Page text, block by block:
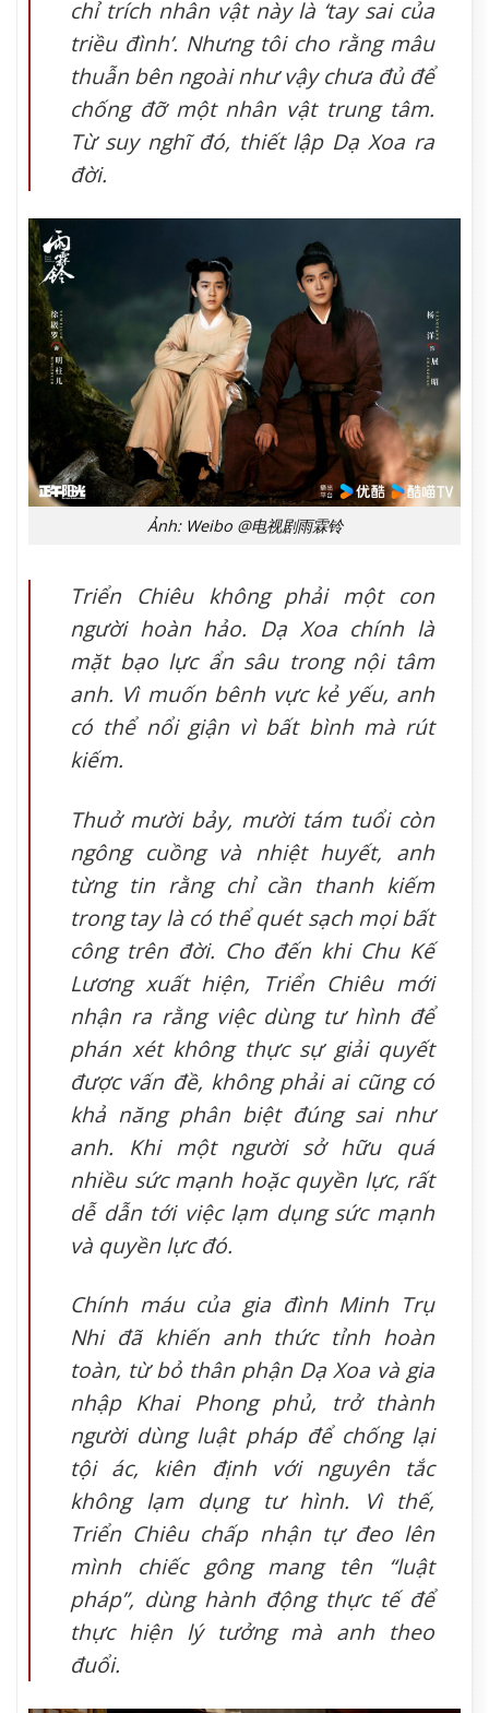
chỉ trích nhân vật này là ‘tay sai của
triều đình’. Nhưng tôi cho rằng mâu
thuẫn bên ngoài như vậy chưa đủ để
chống đỡ một nhân vật trung tâm.
Từ suy nghĩ đó, thiết lập Dạ Xoa ra
đời.
Ảnh: Weibo @电视剧雨霖铃
Triển Chiêu không phải một con
người hoàn hảo. Dạ Xoa chính là
mặt bạo lực ẩn sâu trong nội tâm
anh. Vì muốn bênh vực kẻ yếu, anh
có thể nổi giận vì bất bình mà rút
kiếm.
Thuở mười bảy, mười tám tuổi còn
ngông cuồng và nhiệt huyết, anh
từng tin rằng chỉ cần thanh kiếm
trong tay là có thể quét sạch mọi bất
công trên đời. Cho đến khi Chu Kế
Lương xuất hiện, Triển Chiêu mới
nhận ra rằng việc dùng tư hình để
phán xét không thực sự giải quyết
được vấn đề, không phải ai cũng có
khả năng phân biệt đúng sai như
anh. Khi một người sở hữu quá
nhiều sức mạnh hoặc quyền lực, rất
dễ dẫn tới việc lạm dụng sức mạnh
và quyền lực đó.
Chính máu của gia đình Minh Trụ
Nhi đã khiến anh thức tỉnh hoàn
toàn, từ bỏ thân phận Dạ Xoa và gia
nhập Khai Phong phủ, trở thành
người dùng luật pháp để chống lại
tội ác, kiên định với nguyên tắc
không lạm dụng tư hình. Vì thế,
Triển Chiêu chấp nhận tự đeo lên
mình chiếc gông mang tên “luật
pháp”, dùng hành động thực tế để
thực hiện lý tưởng mà anh theo
đuổi.